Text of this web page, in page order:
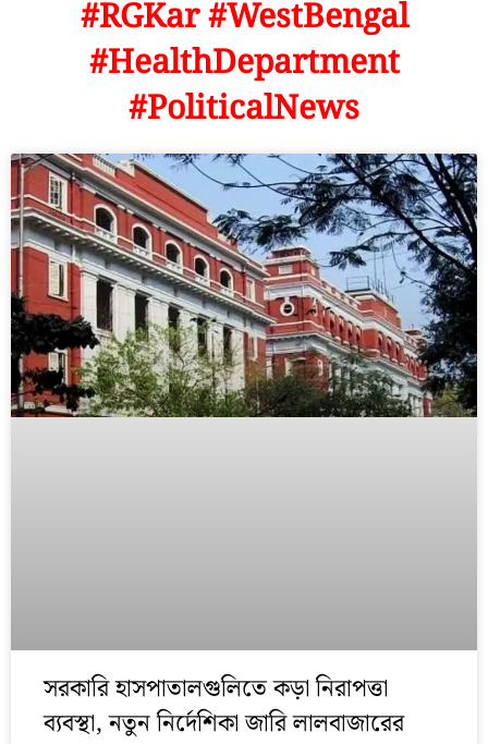
#RGKar #WestBengal
#HealthDepartment
#PoliticalNews
সরকারি হাসপাতালগুলিতে কড়া নিরাপত্তা
ব্যবস্থা, নতুন নির্দেশিকা জারি লালবাজারের